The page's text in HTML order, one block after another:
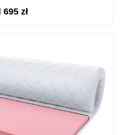
695 zł